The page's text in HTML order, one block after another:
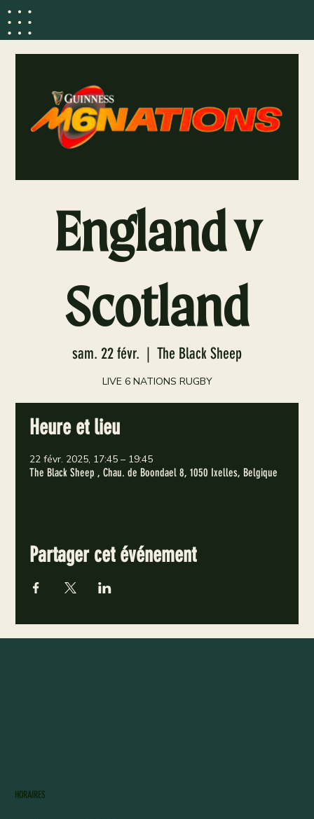
England v
Scotland
sam. 22 févr.
  |
The Black Sheep
LIVE 6 NATIONS RUGBY
Heure et lieu
22 févr. 2025, 17:45 – 19:45
The Black Sheep , Chau. de Boondael 8, 1050 Ixelles, Belgique
Partager cet événement
HORAIRES